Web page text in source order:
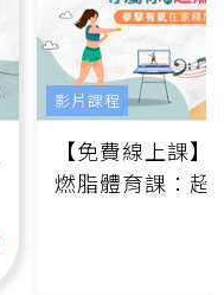
【免費線上課
燃脂體育課：超
影片課程